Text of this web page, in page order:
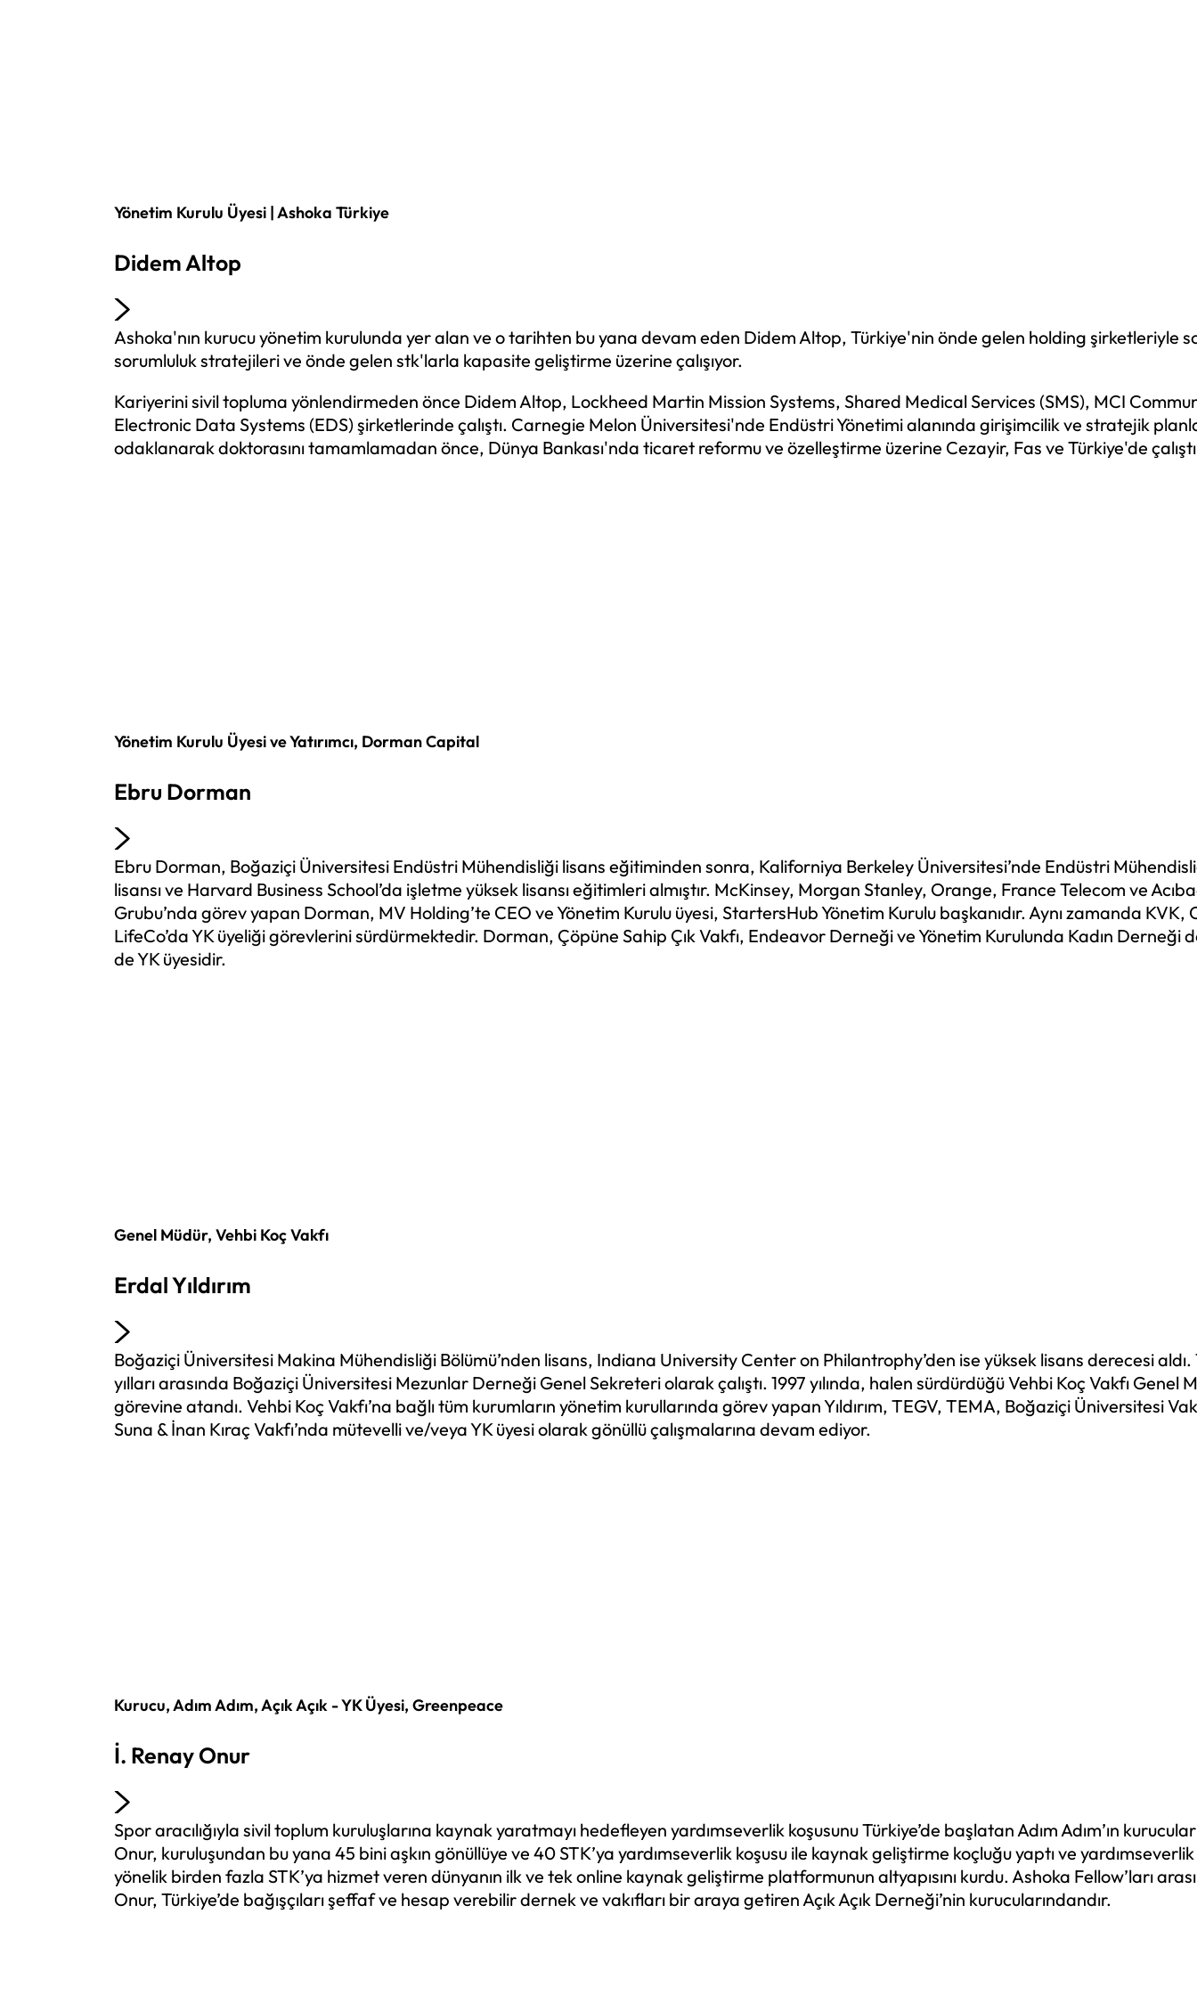
Yönetim Kurulu Üyesi | Ashoka Türkiye
Didem Altop
Ashoka'nın kurucu yönetim kurulunda yer alan ve o tarihten bu yana devam eden Didem Altop, Türkiye'nin önde gelen holding şirketleriyle
sorumluluk stratejileri ve önde gelen stk'larla kapasite geliştirme üzerine çalışıyor.
Kariyerini sivil topluma yönlendirmeden önce Didem Altop, Lockheed Martin Mission Systems, Shared Medical Services (SMS), MCI
Electronic Data Systems (EDS) şirketlerinde çalıştı. Carnegie Melon Üniversitesi'nde Endüstri Yönetimi alanında girişimcilik ve stratejik
odaklanarak doktorasını tamamlamadan önce, Dünya Bankası'nda ticaret reformu ve özelleştirme üzerine Cezayir, Fas ve Türkiye'de
Yönetim Kurulu Üyesi ve Yatırımcı, Dorman Capital
Ebru Dorman
Ebru Dorman, Boğaziçi Üniversitesi Endüstri Mühendisliği lisans eğitiminden sonra, Kaliforniya Berkeley Üniversitesi’nde Endüstri
lisansı ve Harvard Business School’da işletme yüksek lisansı eğitimleri almıştır. McKinsey, Morgan Stanley, Orange, France Telecom ve
Grubu’nda görev yapan Dorman, MV Holding’te CEO ve Yönetim Kurulu üyesi, StartersHub Yönetim Kurulu başkanıdır. Aynı zamanda
LifeCo’da YK üyeliği görevlerini sürdürmektedir. Dorman, Çöpüne Sahip Çık Vakfı, Endeavor Derneği ve Yönetim Kurulunda Kadın Derneği
de YK üyesidir.
Genel Müdür, Vehbi Koç Vakfı
Erdal Yıldırım
Boğaziçi Üniversitesi Makina Mühendisliği Bölümü’nden lisans, Indiana University Center on Philantrophy’den ise yüksek lisans derecesi aldı.
yılları arasında Boğaziçi Üniversitesi Mezunlar Derneği Genel Sekreteri olarak çalıştı. 1997 yılında, halen sürdürdüğü Vehbi Koç Vakfı Genel
görevine atandı. Vehbi Koç Vakfı’na bağlı tüm kurumların yönetim kurullarında görev yapan Yıldırım, TEGV, TEMA, Boğaziçi Üniversitesi
Suna & İnan Kıraç Vakfı’nda mütevelli ve/veya YK üyesi olarak gönüllü çalışmalarına devam ediyor.
Kurucu, Adım Adım, Açık Açık - YK Üyesi, Greenpeace
İ. Renay Onur
Spor aracılığıyla sivil toplum kuruluşlarına kaynak yaratmayı hedefleyen yardımseverlik koşusunu Türkiye’de başlatan Adım Adım’ın
Onur, kuruluşundan bu yana 45 bini aşkın gönüllüye ve 40 STK’ya yardımseverlik koşusu ile kaynak geliştirme koçluğu yaptı ve
yönelik birden fazla STK’ya hizmet veren dünyanın ilk ve tek online kaynak geliştirme platformunun altyapısını kurdu. Ashoka Fellow’ları
Onur, Türkiye’de bağışçıları şeffaf ve hesap verebilir dernek ve vakıfları bir araya getiren Açık Açık Derneği’nin kurucularındandır.